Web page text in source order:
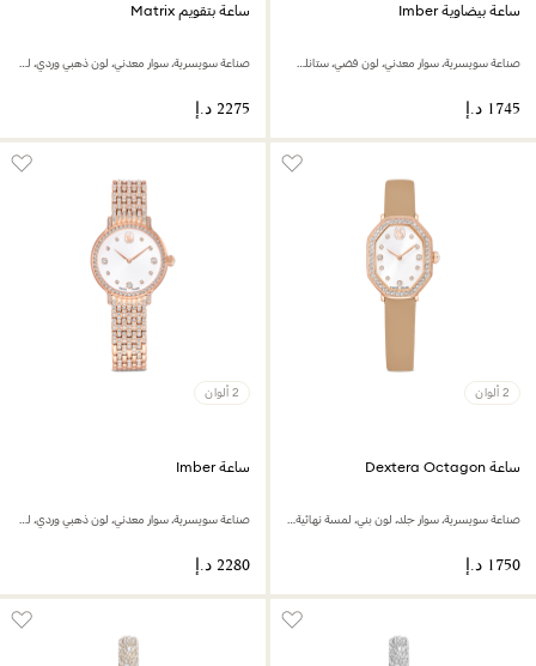
ساعة بيضاوية Imber
صناعة سويسرية، سوار معدني، لون فضي، ستانلس ستيل
ساعة بتقويم Matrix
صناعة سويسرية، سوار معدني، لون ذهبي وردي، لمسة نهائية بلون ذهبي وردي
2 ألوان
ساعة Dextera Octagon
صناعة سويسرية، سوار جلد، لون بني، لمسة نهائية بلون ذهبي وردي
2 ألوان
ساعة Imber
صناعة سويسرية، سوار معدني، لون ذهبي وردي، لمسة نهائية بلون ذهبي وردي